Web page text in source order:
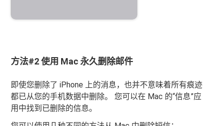
方法#2 使用 Mac 永久删除邮件
即使您删除了 iPhone 上的消息，也并不意味着所有痕迹
都已从您的手机数据中删除。 您可以在 Mac 的“信息”应
用中找到已删除的信息。